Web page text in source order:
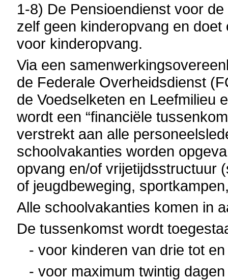
1-8) De Pensioendienst voor
zelf geen kinderopvang en
voor kinderopvang.
Via een
de Federale Overheidsdienst
de Voedselketen en Leefmilieu
wordt een “financiële
verstrekt aan alle
schoolvakanties worden
opvang en/of vrijetijdsstructuur
of jeugdbeweging,
Alle schoolvakanties komen in
De tussenkomst wordt
- voor kinderen van drie tot
- voor maximum twintig